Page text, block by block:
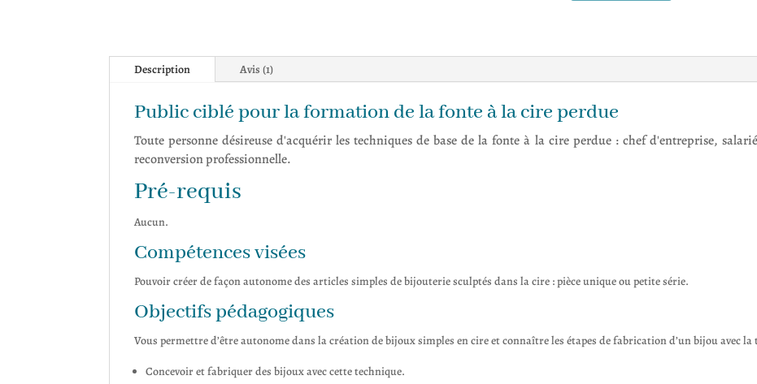
fonte
cire
perdue
Description Avis (1)
Public ciblé pour la formation de la fonte à la cire perdue
Toute personne désireuse d'acquérir les techniques de base de la fonte à la cire perdue : chef d'entreprise,
reconversion professionnelle.
Pré-requis
Aucun.
Compétences visées
Pouvoir créer de façon autonome des articles simples de bijouterie sculptés dans la cire : pièce unique ou petite série.
Objectifs pédagogiques
Vous permettre d’être autonome dans la création de bijoux simples en cire et connaître les étapes de fabrication d’un bijou avec
Concevoir et fabriquer des bijoux avec cette technique.